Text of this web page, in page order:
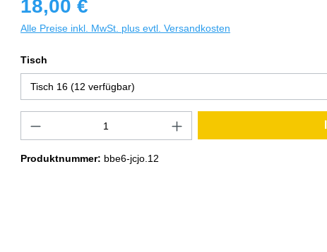
18,00 €
Alle Preise inkl. MwSt. plus evtl. Versandkosten
Tisch
Produktnummer: bbe6-jcjo.12